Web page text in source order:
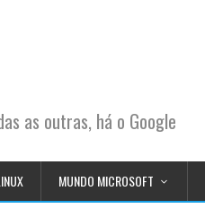
as outras, há o Google
MUNDO MICROSOFT